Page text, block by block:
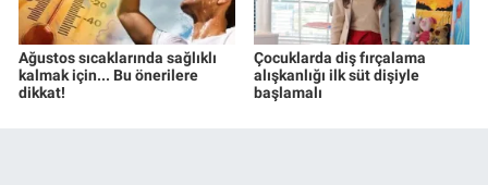
Ağustos sıcaklarında sağlıklı
kalmak için... Bu önerilere
dikkat!
Çocuklarda diş fırçalama
alışkanlığı ilk süt dişiyle
başlamalı